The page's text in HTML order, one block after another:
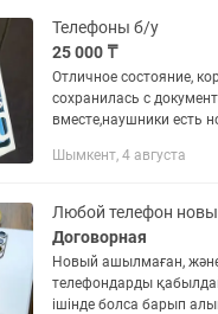
Телефоны б/у
25 000 ₸
Отличное состояние,
сохранилась с
вместе,наушники есть
Шымкент, 4 августа
Договорная
Новый ашылмаған,
телефондарды
ішінде болса барып